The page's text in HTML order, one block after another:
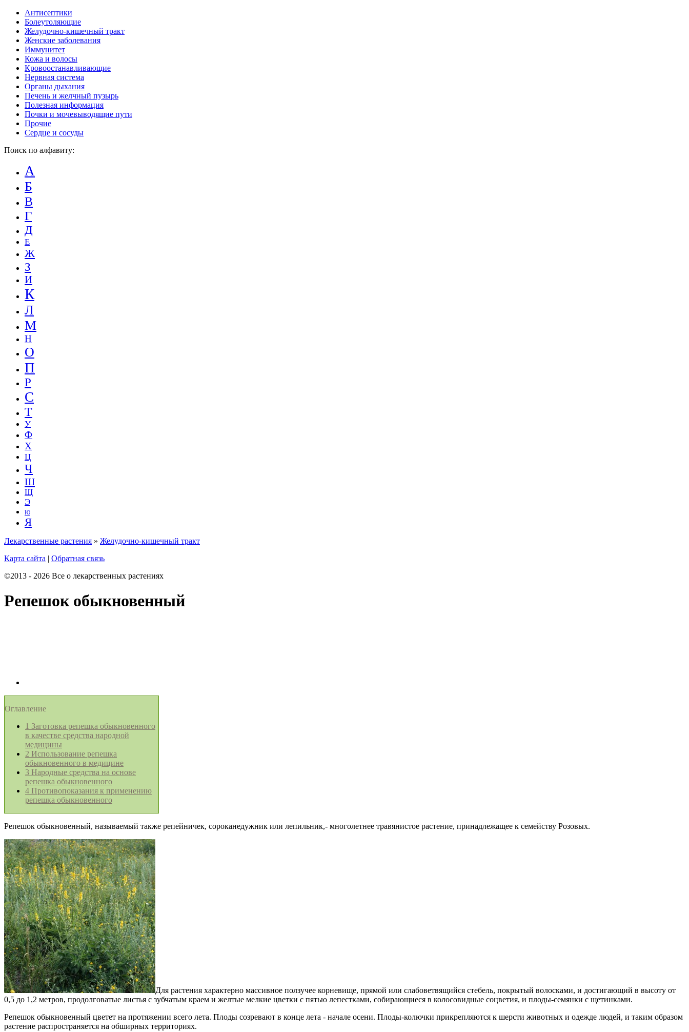
Антисептики
Болеутоляющие
Желудочно-кишечный тракт
Женские заболевания
Иммунитет
Кожа и волосы
Кровоостанавливающие
Нервная система
Органы дыхания
Печень и желчный пузырь
Полезная информация
Почки и мочевыводящие пути
Прочие
Сердце и сосуды
Поиск по алфавиту:
А
Б
В
Г
Д
Е
Ж
З
И
К
Л
М
Н
О
П
Р
С
Т
У
Ф
Х
Ц
Ч
Ш
Щ
Э
Ю
Я
Лекарственные растения » Желудочно-кишечный тракт
Карта сайта | Обратная связь
©2013 - 2026 Все о лекарственных растениях
Репешок обыкновенный
Оглавление
1 Заготовка репешка обыкновенного
в качестве средства народной
медицины
2 Использование репешка
обыкновенного в медицине
3 Народные средства на основе
репешка обыкновенного
4 Противопоказания к применению
репешка обыкновенного
Репешок обыкновенный, называемый также репейничек, сороканедужник или лепильник,- многолетнее травянистое растение, принадлежащее к семейству Розовых.
Для растения характерно массивное ползучее корневище, прямой или слабоветвящийся стебель, покрытый волосками, и достигающий в высоту от
0,5 до 1,2 метров, продолговатые листья с зубчатым краем и желтые мелкие цветки с пятью лепестками, собирающиеся в колосовидные соцветия, и плоды-семянки с щетинками.
Репешок обыкновенный цветет на протяжении всего лета. Плоды созревают в конце лета - начале осени. Плоды-колючки прикрепляются к шерсти животных и одежде людей, и таким образом
растение распространяется на обширных территориях.